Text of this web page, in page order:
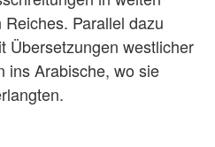
Parallel dazu
Übersetzungen westlicher
ins Arabische, wo sie